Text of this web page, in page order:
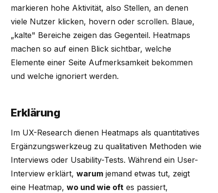
markieren hohe Aktivität, also Stellen, an denen
viele Nutzer klicken, hovern oder scrollen. Blaue,
„kalte" Bereiche zeigen das Gegenteil. Heatmaps
machen so auf einen Blick sichtbar, welche
Elemente einer Seite Aufmerksamkeit bekommen
und welche ignoriert werden.
Erklärung
Im UX-Research dienen Heatmaps als quantitatives
Ergänzungswerkzeug zu qualitativen Methoden wie
Interviews oder Usability-Tests. Während ein User-
Interview erklärt,warum jemand etwas tut, zeigt
eine Heatmap,wo und wie oft es passiert,